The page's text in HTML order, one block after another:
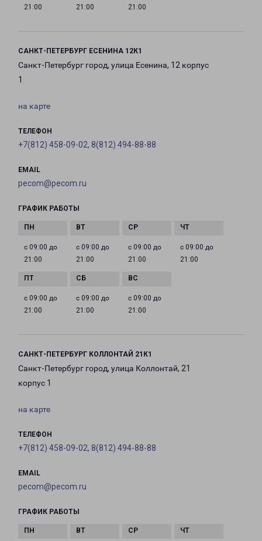
21:00
21:00
21:00
САНКТ-ПЕТЕРБУРГ ЕСЕНИНА 12К1
Санкт-Петербург город, улица Есенина, 12 корпус
1
на карте
ТЕЛЕФОН
+7(812) 458-09-02, 8(812) 494-88-88
EMAIL
pecom@pecom.ru
ГРАФИК РАБОТЫ
с 09:00 до
21:00
с 09:00 до
21:00
с 09:00 до
21:00
с 09:00 до
21:00
с 09:00 до
21:00
с 09:00 до
21:00
с 09:00 до
21:00
САНКТ-ПЕТЕРБУРГ КОЛЛОНТАЙ 21К1
Санкт-Петербург город, улица Коллонтай, 21
корпус 1
на карте
ТЕЛЕФОН
+7(812) 458-09-02, 8(812) 494-88-88
EMAIL
pecom@pecom.ru
ГРАФИК РАБОТЫ